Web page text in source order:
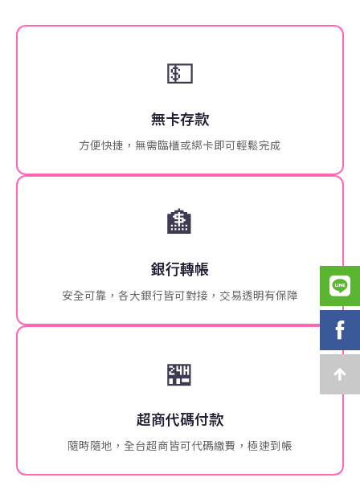
💵
無卡存款
方便快捷，無需臨櫃或綁卡即可輕鬆完成
🏦
銀行轉帳
安全可靠，各大銀行皆可對接，交易透明有保障
🏪
超商代碼付款
隨時隨地，全台超商皆可代碼繳費，極速到帳